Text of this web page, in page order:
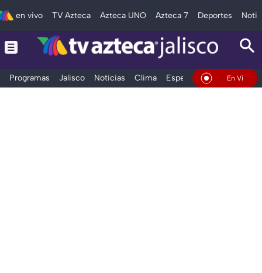
en vivo TV Azteca Azteca UNO Azteca 7 Deportes
Programas Jalisco Noticias Clima Espectáculos Deportes
En Vivo